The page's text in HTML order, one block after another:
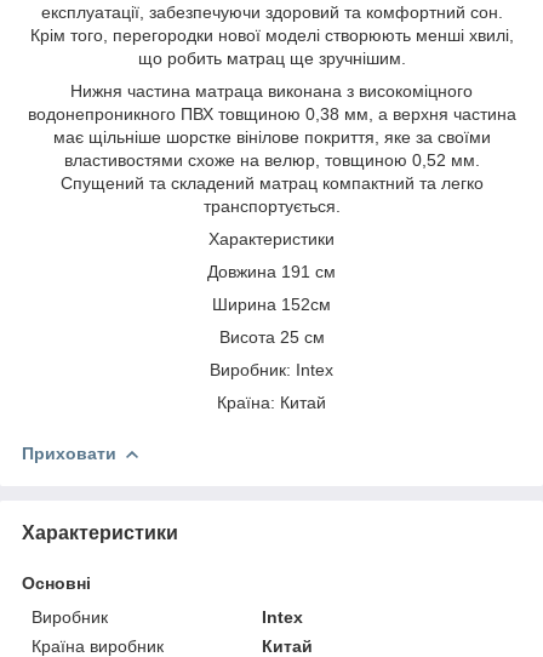
експлуатації, забезпечуючи здоровий та комфортний сон.
Крім того, перегородки нової моделі створюють менші хвилі,
що робить матрац ще зручнішим.
Нижня частина матраца виконана з високоміцного
водонепроникного ПВХ товщиною 0,38 мм, а верхня частина
має щільніше шорстке вінілове покриття, яке за своїми
властивостями схоже на велюр, товщиною 0,52 мм.
Спущений та складений матрац компактний та легко
транспортується.
Характеристики
Довжина 191 см
Ширина 152см
Висота 25 см
Виробник: Intex
Країна: Китай
Приховати
Характеристики
Основні
Виробник
Intex
Країна виробник
Китай